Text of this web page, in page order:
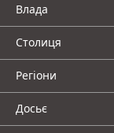
Влада
Столиця
Регіони
Досьє